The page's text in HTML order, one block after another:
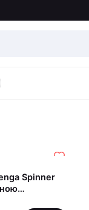
Spinner
спіраллю